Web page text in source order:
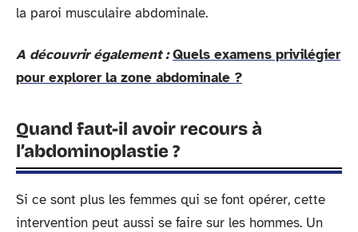
la paroi musculaire abdominale.
A découvrir également : Quels examens privilégier
pour explorer la zone abdominale ?
Quand faut-il avoir recours à
l’abdominoplastie ?
Si ce sont plus les femmes qui se font opérer, cette
intervention peut aussi se faire sur les hommes. Un